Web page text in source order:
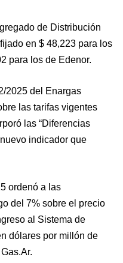
de Distribución
en $ 48,223 para los
para los de Edenor.
2025 del Enargas
las tarifas vigentes
las “Diferencias
indicador que
ordenó a las
del 7% sobre el precio
al Sistema de
dólares por millón de